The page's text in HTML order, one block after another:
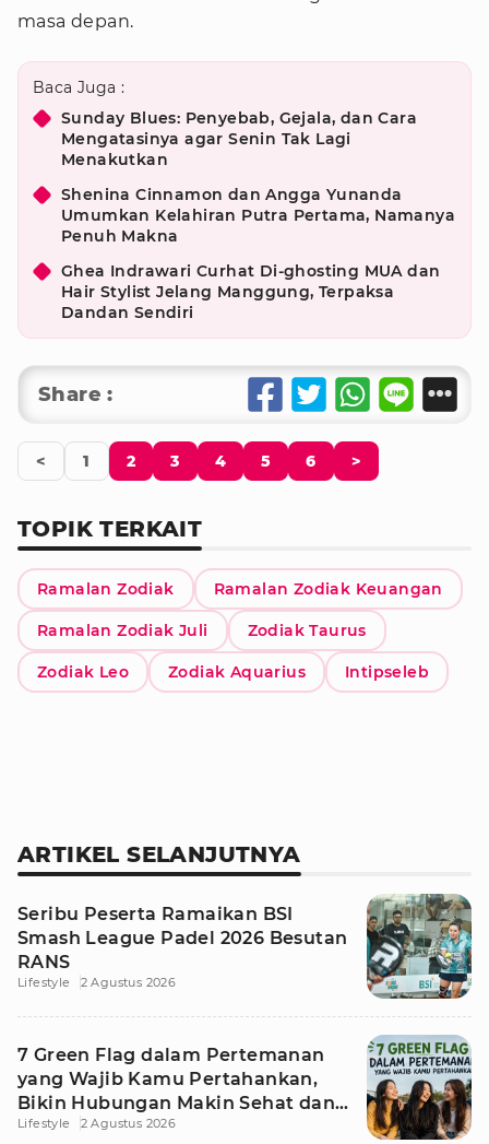
masa depan.
Baca Juga :
Sunday Blues: Penyebab, Gejala, dan Cara
Mengatasinya agar Senin Tak Lagi
Menakutkan
Shenina Cinnamon dan Angga Yunanda
Umumkan Kelahiran Putra Pertama, Namanya
Penuh Makna
Ghea Indrawari Curhat Di-ghosting MUA dan
Hair Stylist Jelang Manggung, Terpaksa
Dandan Sendiri
Share :
< 1 2 3 4 5 6 >
TOPIK TERKAIT
Ramalan Zodiak Ramalan Zodiak Keuangan
Ramalan Zodiak Juli Zodiak Taurus
Zodiak Leo Zodiak Aquarius Intipseleb
ARTIKEL SELANJUTNYA
Seribu Peserta Ramaikan BSI
Smash League Padel 2026 Besutan
RANS
Lifestyle 2 Agustus 2026
7 Green Flag dalam Pertemanan
yang Wajib Kamu Pertahankan,
Bikin Hubungan Makin Sehat dan
Awet
Lifestyle 2 Agustus 2026